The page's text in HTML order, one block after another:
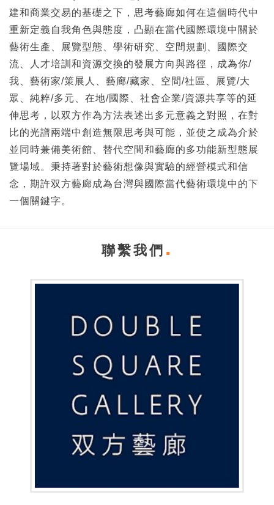
建和商業交易的基礎之下，思考藝廊如何在這個時代中
重新定義自我角色與態度，凸顯在當代國際環境中關於
藝術生產、展覽型態、學術研究、空間規劃、國際交
流、人才培訓和資源交換的發展方向與路徑，成為你/
我、藝術家/策展人、藝廊/藏家、空間/社區、展覽/大
眾、純粹/多元、在地/國際、社會企業/資源共享等的延
伸思考，以双方作為方法表述出多元意義之對照，在對
比的光譜兩端中創造無限思考與可能，並使之成為介於
並同時兼備美術館、替代空間和藝廊的多功能新型態展
覽場域。秉持著對於藝術想像與實驗的經營模式和信
念，期許双方藝廊成為台灣與國際當代藝術環境中的下
一個關鍵字。
聯繫我們